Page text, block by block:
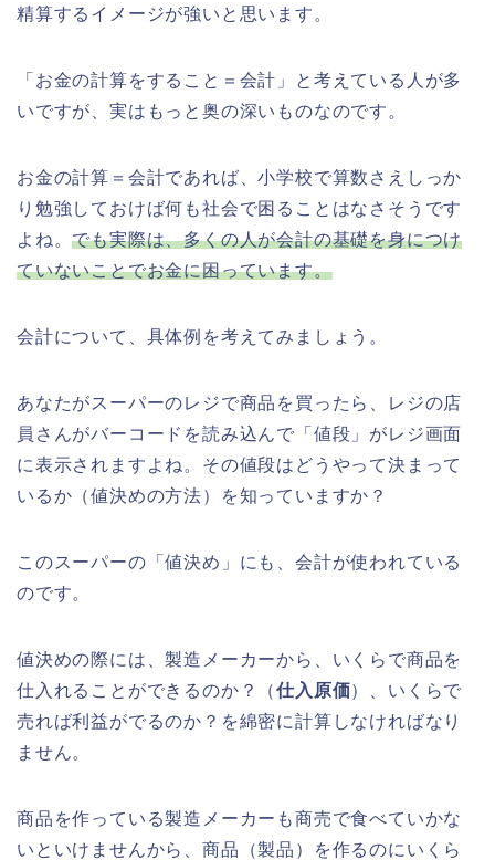
精算するイメージが強いと思います。
「お金の計算をすること＝会計」と考えている人が多
いですが、実はもっと奥の深いものなのです。
お金の計算＝会計であれば、小学校で算数さえしっか
り勉強しておけば何も社会で困ることはなさそうです
よね。でも実際は、多くの人が会計の基礎を身につけ
ていないことでお金に困っています。
会計について、具体例を考えてみましょう。
あなたがスーパーのレジで商品を買ったら、レジの店
員さんがバーコードを読み込んで「値段」がレジ画面
に表示されますよね。その値段はどうやって決まって
いるか（値決めの方法）を知っていますか？
このスーパーの「値決め」にも、会計が使われている
のです。
値決めの際には、製造メーカーから、いくらで商品を
仕入れることができるのか？（仕入原価）、いくらで
売れば利益がでるのか？を綿密に計算しなければなり
ません。
商品を作っている製造メーカーも商売で食べていかな
いといけませんから、商品（製品）を作るのにいくら